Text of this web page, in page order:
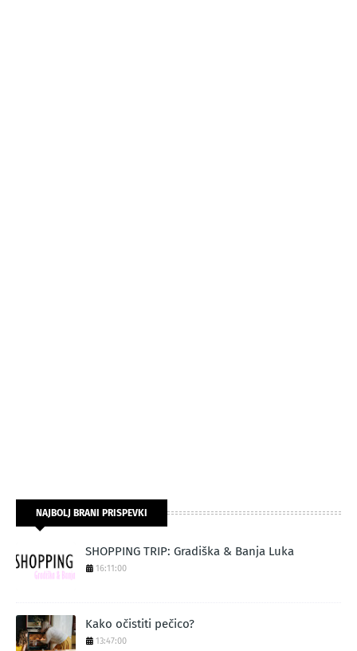
NAJBOLJ BRANI PRISPEVKI
SHOPPING TRIP: Gradiška & Banja Luka
16:11:00
Kako očistiti pečico?
13:47:00